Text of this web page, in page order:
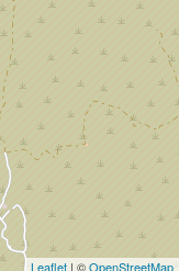
Leaflet | ©OpenStreetMap